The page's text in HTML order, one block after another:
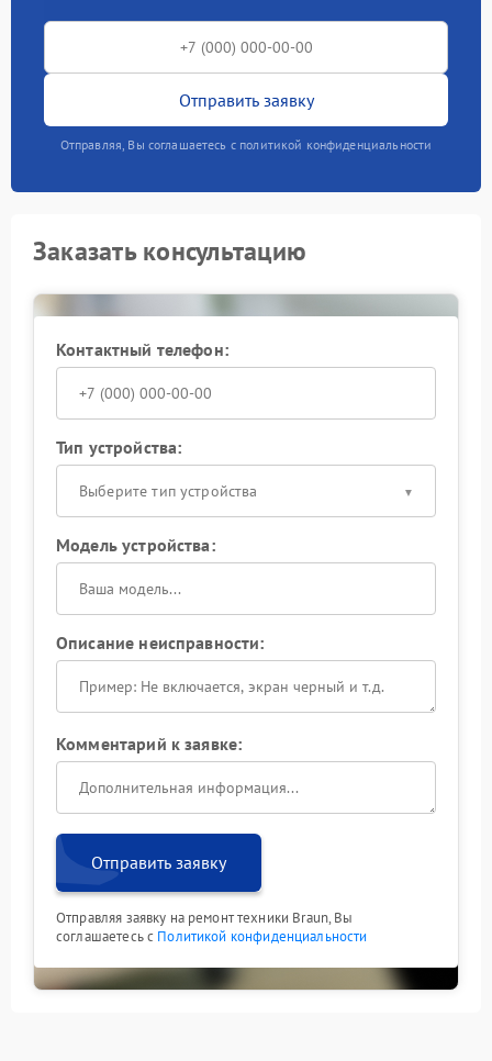
Отправить заявку
Отправляя, Вы соглашаетесь с политикой конфиденциальности
Заказать консультацию
Контактный телефон:
Тип устройства:
Выберите тип устройства
Модель устройства:
Описание неисправности:
Комментарий к заявке:
Отправить заявку
Отправляя заявку на ремонт техники Braun, Вы
соглашаетесь с Политикой конфиденциальности